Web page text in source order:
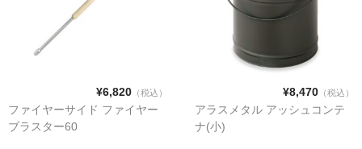
¥6,820（税込）
ファイヤーサイド ファイヤー
ブラスター60
¥8,470（税込）
アラスメタル アッシュコンテ
ナ(小)